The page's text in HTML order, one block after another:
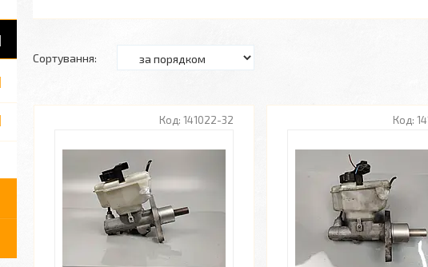
141022-32